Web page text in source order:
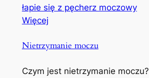
Więcej
Nietrzymanie moczu
Czym jest nietrzymanie moczu?